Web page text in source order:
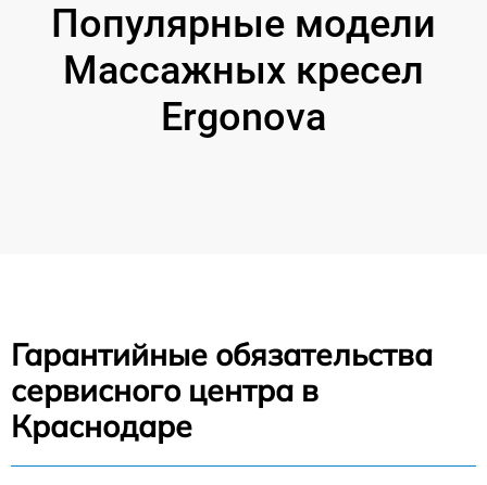
Популярные модели
Массажных кресел
Ergonova
Гарантийные обязательства
сервисного центра в
Краснодаре